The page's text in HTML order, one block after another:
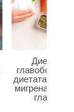
Диета при
главоболие –
диетата
мигрена и
главата?